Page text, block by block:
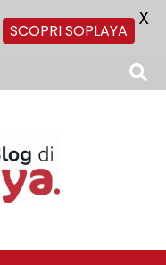
SCOPRI SOPLAYA X